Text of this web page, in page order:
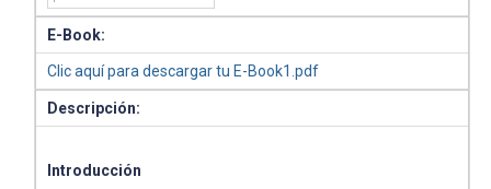
E-Book:
Clic aquí para descargar tu E-Book1.pdf
Descripción:
Introducción